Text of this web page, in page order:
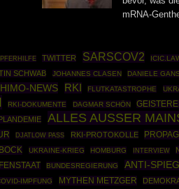
mRNA-
TWITTER SARSCOV2
SCHWAB JOHANNES CLASEN DANIELE
NEWS RKI FLUTKATASTROPHE
RKI-DOKUMENTE DAGMAR SCHÖN
ALLES AUSSER
DJATLOW PASS RKI-PROTOKOLLE
UKRAINE-KRIEG HOMBURG INTERVIEW
BUNDESREGIERUNG ANTI-
IMPFUNG MYTHEN METZGER